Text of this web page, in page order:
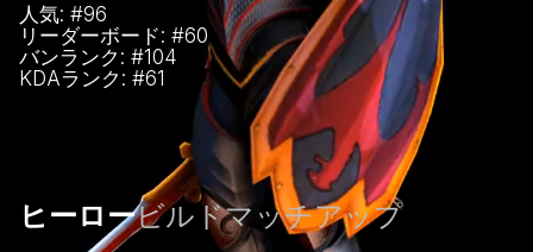
人気: #96
リーダーボード: #60
バンランク: #104
KDAランク: #61
ヒーロービルドマッチアップ